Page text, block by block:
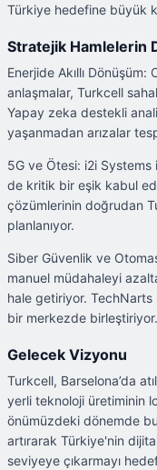
Türkiye hedefine büyük
Stratejik Hamlelerin
Enerjide Akıllı
anlaşmalar, Turkcell
Yapay zeka destekli
yaşanmadan arızalar
5G ve Ötesi: i2i
de kritik bir eşik kabul
çözümlerinin doğrudan
planlanıyor.
Siber Güvenlik ve
manuel müdahaleyi
hale getiriyor.
bir merkezde birleştiriyor.
Gelecek Vizyonu
Turkcell, Barselona’da
yerli teknoloji üretiminin
önümüzdeki dönemde
artırarak Türkiye'nin
seviyeye çıkarmayı